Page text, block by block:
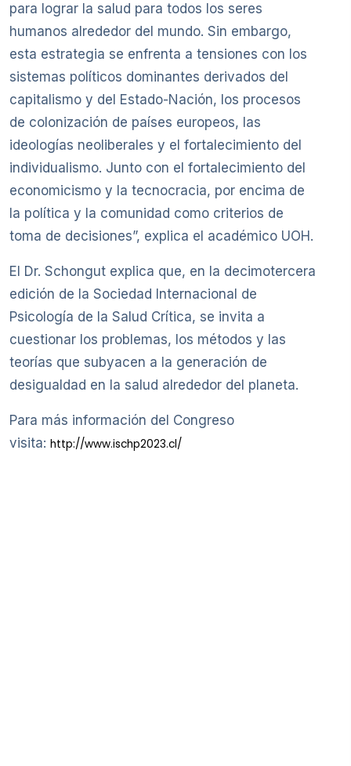
para lograr la salud para todos los seres
humanos alrededor del mundo. Sin embargo,
esta estrategia se enfrenta a tensiones con los
sistemas políticos dominantes derivados del
capitalismo y del Estado-Nación, los procesos
de colonización de países europeos, las
ideologías neoliberales y el fortalecimiento del
individualismo. Junto con el fortalecimiento del
economicismo y la tecnocracia, por encima de
la política y la comunidad como criterios de
toma de decisiones”, explica el académico UOH.
El Dr. Schongut explica que, en la decimotercera
edición de la Sociedad Internacional de
Psicología de la Salud Crítica, se invita a
cuestionar los problemas, los métodos y las
teorías que subyacen a la generación de
desigualdad en la salud alrededor del planeta.
Para más información del Congreso
visita: http://www.ischp2023.cl/